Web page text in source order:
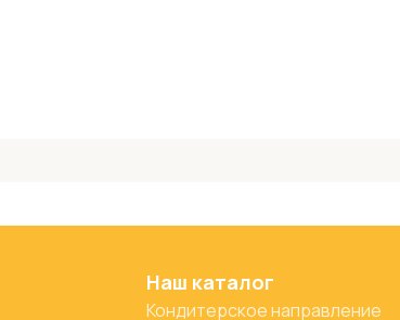
Наш каталог
Кондитерское направление